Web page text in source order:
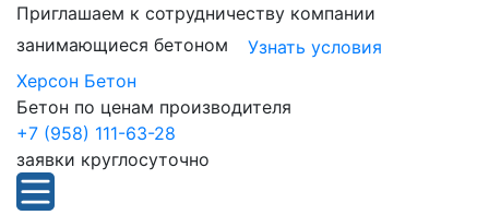
Приглашаем к сотрудничеству компании
занимающиеся бетоном
Узнать условия
Херсон Бетон
Бетон по ценам производителя
+7 (958) 111-63-28
заявки круглосуточно